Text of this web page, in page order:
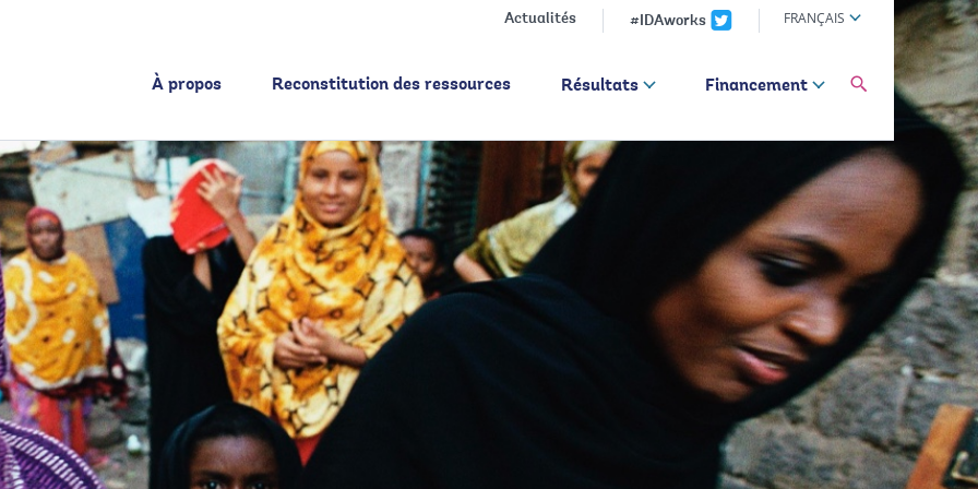
Actualités #IDAworks
Global
FRANÇAIS
À propos Reconstitution des ressources Résultats Financement
global
dropdown